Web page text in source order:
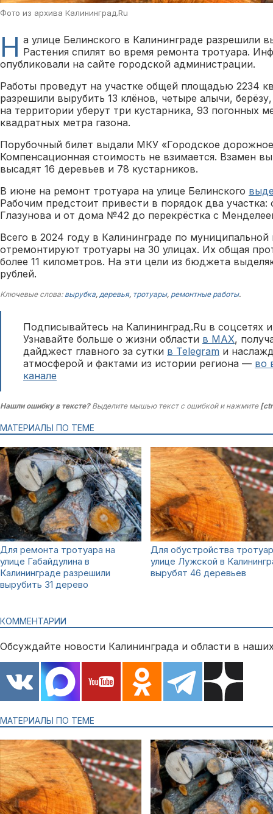
Фото из архива Калининград.Ru
Н а улице Белинского в Калининграде разрешили
Растения спилят во время ремонта тротуара.
опубликовали на сайте городской администрации.
Работы проведут на участке общей площадью 2234
разрешили вырубить 13 клёнов, четыре алычи,
на территории уберут три кустарника, 93 погонных
квадратных метра газона.
Порубочный билет выдали МКУ «Городское
Компенсационная стоимость не взимается. Взамен
высадят 16 деревьев и 78 кустарников.
В июне на ремонт тротуара на улице Белинского
Рабочим предстоит привести в порядок два
Глазунова и от дома №42 до перекрёстка с
Всего в 2024 году в Калининграде по
отремонтируют тротуары на 30 улицах. Их общая
более 11 километров. На эти цели из бюджета
рублей.
Ключевые слова: вырубка, деревья, тротуары, ремонтные работы.
Подписывайтесь на Калининград.Ru в соцсетях
Узнавайте больше о жизни области в MAX,
дайджест главного за сутки в Telegram и
атмосферой и фактами из истории региона — во
канале
Нашли ошибку в тексте?Выделите мышью текст с ошибкой и нажмите
МАТЕРИАЛЫ ПО ТЕМЕ
Для ремонта тротуара на
улице Габайдулина в
Калининграде разрешили
вырубить 31 дерево
Для обустройства
улице Лужской в
вырубят 46 деревьев
КОММЕНТАРИИ
Обсуждайте новости Калининграда и области в
МАТЕРИАЛЫ ПО ТЕМЕ